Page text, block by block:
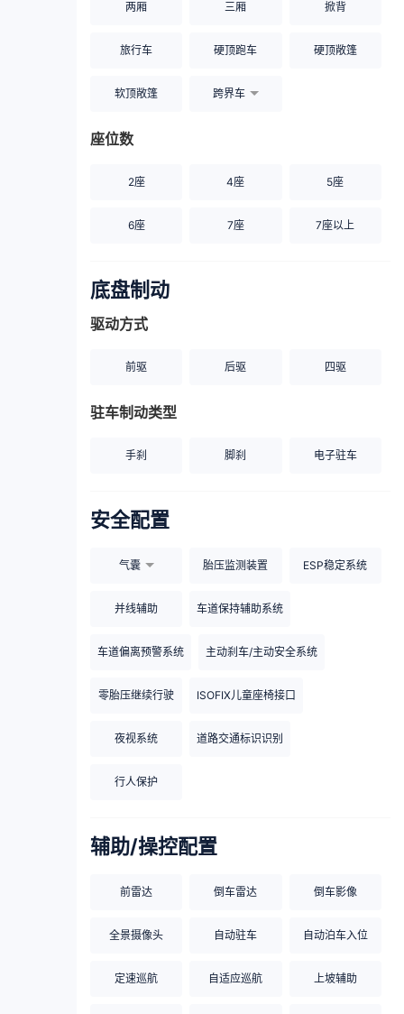
两厢 三厢 掀背
旅行车 硬顶跑车 硬顶敞篷
软顶敞篷 跨界车
座位数
2座 4座 5座
6座 7座 7座以上
底盘制动
驱动方式
前驱 后驱 四驱
驻车制动类型
手刹 脚刹 电子驻车
安全配置
气囊 胎压监测装置 ESP稳定系统
并线辅助 车道保持辅助系统
车道偏离预警系统 主动刹车/主动安全系统
零胎压继续行驶 ISOFIX儿童座椅接口
夜视系统 道路交通标识识别
行人保护
辅助/操控配置
前雷达 倒车雷达 倒车影像
全景摄像头 自动驻车 自动泊车入位
定速巡航 自适应巡航 上坡辅助